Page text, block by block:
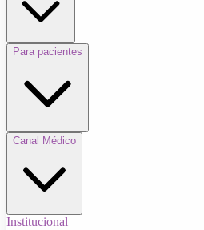
Para pacientes
Canal Médico
Institucional